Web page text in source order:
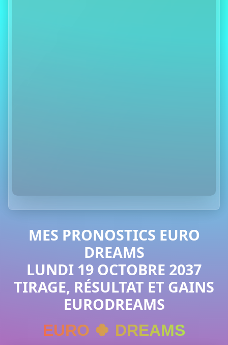
MES PRONOSTICS EURO
DREAMS
LUNDI 19 OCTOBRE 2037
TIRAGE, RÉSULTAT ET GAINS
EURODREAMS
EURO 🍀 DREAMS